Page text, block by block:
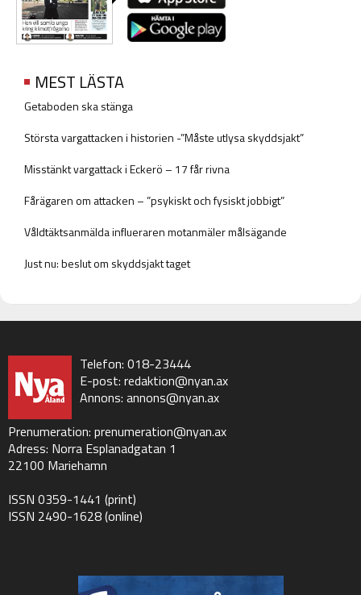
MEST LÄSTA
Getaboden ska stänga
Största vargattacken i historien -”Måste utlysa skyddsjakt”
Misstänkt vargattack i Eckerö – 17 får rivna
Fårägaren om attacken – ”psykiskt och fysiskt jobbigt”
Våldtäktsanmälda influeraren motanmäler målsägande
Just nu: beslut om skyddsjakt taget
Telefon: 018-23444
E-post: redaktion@nyan.ax
Annons: annons@nyan.ax
Prenumeration: prenumeration@nyan.ax
Adress: Norra Esplanadgatan 1
22100 Mariehamn
ISSN 0359-1441 (print)
ISSN 2490-1628 (online)